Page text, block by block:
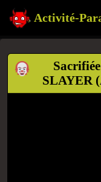
Activité-
SLAYER